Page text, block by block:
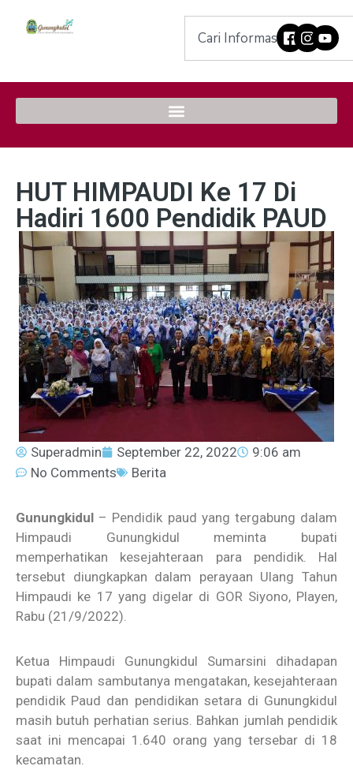
HUT HIMPAUDI Ke 17 Di
Hadiri 1600 Pendidik PAUD
Superadmin September 22, 2022
9:06 am
No Comments
Berita
Gunungkidul – Pendidik paud yang tergabung dalam
Himpaudi Gunungkidul meminta bupati
memperhatikan kesejahteraan para pendidik. Hal
tersebut diungkapkan dalam perayaan Ulang Tahun
Himpaudi ke 17 yang digelar di GOR Siyono, Playen,
Rabu (21/9/2022).
Ketua Himpaudi Gunungkidul Sumarsini dihadapan
bupati dalam sambutanya mengatakan, kesejahteraan
pendidik Paud dan pendidikan setara di Gunungkidul
masih butuh perhatian serius. Bahkan jumlah pendidik
saat ini mencapai 1.640 orang yang tersebar di 18
kecamatan.